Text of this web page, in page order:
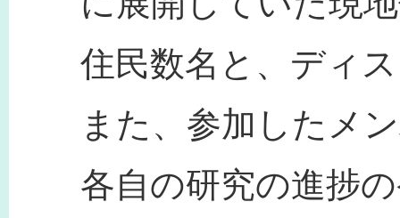
住民数名と、ディ
また、参加したメ
各自の研究の進捗